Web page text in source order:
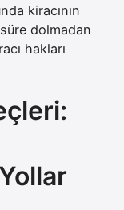
kiracının
dolmadan
hakları